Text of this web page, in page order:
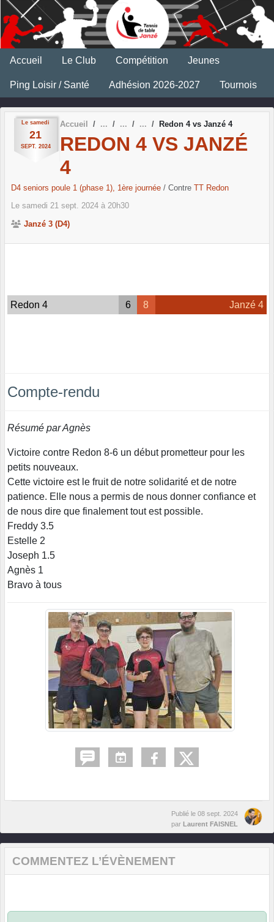
Accueil Le Club Compétition Jeunes
Ping Loisir / Santé Adhésion 2026-2027 Tournois
Le samedi
21
SEPT. 2024
Accueil Redon 4 vs Janzé 4
REDON 4 VS JANZÉ
4
D4 seniors poule 1 (phase 1), 1ère journée / Contre TT Redon
Le samedi 21 sept. 2024 à 20h30
Janzé 3 (D4)
Redon 4 6 8 Janzé 4
Compte-rendu
Résumé par Agnès
Victoire contre Redon 8-6 un début prometteur pour les
petits nouveaux.
Cette victoire est le fruit de notre solidarité et de notre
patience. Elle nous a permis de nous donner confiance et
de nous dire que finalement tout est possible.
Freddy 3.5
Estelle 2
Joseph 1.5
Agnès 1
Bravo à tous
Publié le 08 sept. 2024
par Laurent FAISNEL
COMMENTEZ L’ÉVÈNEMENT
Panneau de gestion des cookies